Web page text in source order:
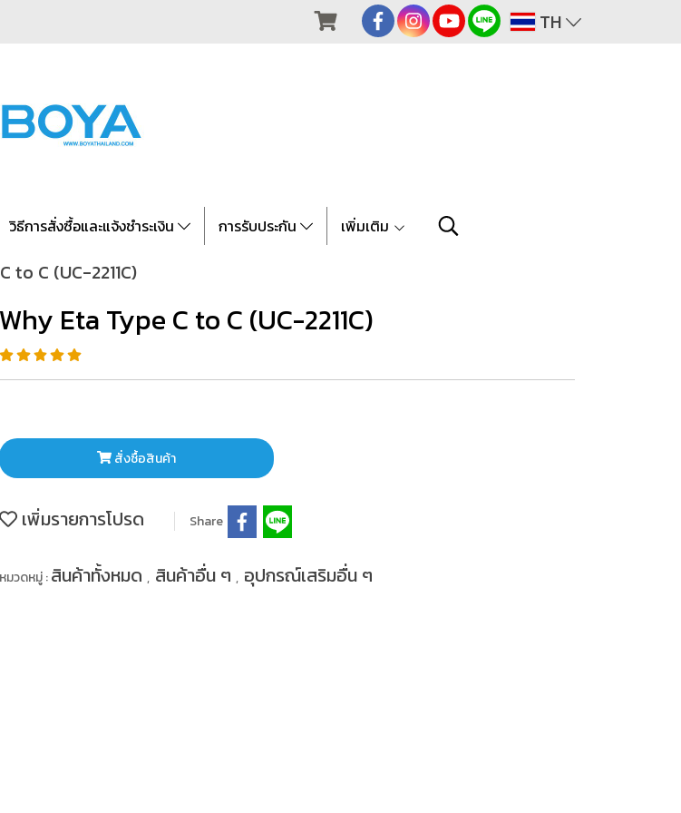
TH
วิธีการสั่งซื้อและแจ้งชำระเงิน การรับประกัน เพิ่มเติม
to C (UC-2211C)
Why Eta Type C to C (UC-2211C)
สั่งซื้อสินค้า
เพิ่มรายการโปรด Share
หมวดหมู่ :สินค้าทั้งหมด , สินค้าอื่น ๆ , อุปกรณ์เสริมอื่น ๆ